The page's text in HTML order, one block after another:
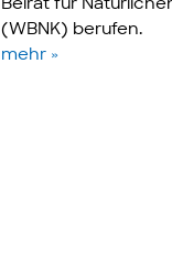
Beirat für
(WBNK) berufen.
mehr »